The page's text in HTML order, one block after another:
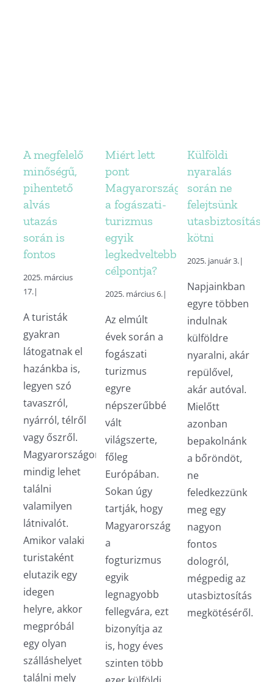
A megfelelő
minőségű,
pihentető
alvás
utazás
során is
fontos
2025. március
17.|
A turisták
gyakran
látogatnak el
hazánkba is,
legyen szó
tavaszról,
nyárról, télről
vagy őszről.
Magyarországon
mindig lehet
találni
valamilyen
látnivalót.
Amikor valaki
turistaként
elutazik egy
idegen
helyre, akkor
megpróbál
egy olyan
szálláshelyet
találni mely
Miért lett
pont
Magyarország
a fogászati-
turizmus
egyik
legkedveltebb
célpontja?
2025. március 6.|
Az elmúlt
évek során a
fogászati
turizmus
egyre
népszerűbbé
vált
világszerte,
főleg
Európában.
Sokan úgy
tartják, hogy
Magyarország
a
fogturizmus
egyik
legnagyobb
fellegvára, ezt
bizonyítja az
is, hogy éves
szinten több
Külföldi
nyaralás
során ne
felejtsünk
utasbiztosítást
kötni
2025. január 3.|
Napjainkban
egyre többen
indulnak
külföldre
nyaralni, akár
repülővel,
akár autóval.
Mielőtt
azonban
bepakolnánk
a bőröndöt,
ne
feledkezzünk
meg egy
nagyon
fontos
dologról,
mégpedig az
utasbiztosítás
megkötéséről.